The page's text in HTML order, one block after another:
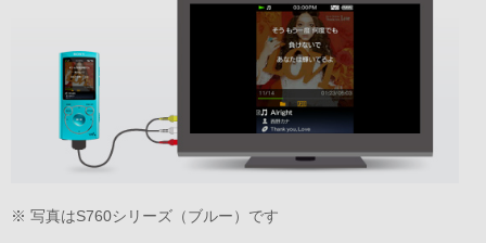
※ 写真はS760シリーズ（ブルー）です